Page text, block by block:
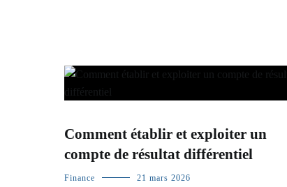
Comment établir et exploiter un
compte de résultat différentiel
Finance 21 mars 2026